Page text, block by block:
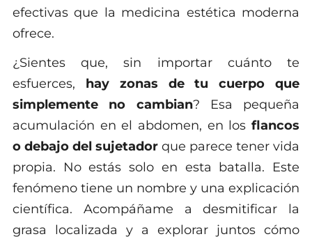
efectivas que la medicina estética moderna
ofrece.
¿Sientes que, sin importar cuánto te
esfuerces, hay zonas de tu cuerpo que
simplemente no cambian? Esa pequeña
acumulación en el abdomen, en los flancos
o debajo del sujetador que parece tener vida
propia. No estás solo en esta batalla. Este
fenómeno tiene un nombre y una explicación
científica. Acompáñame a desmitificar la
grasa localizada y a explorar juntos cómo